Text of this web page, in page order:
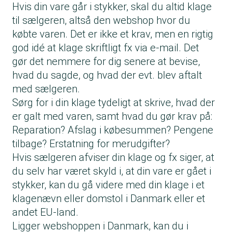
Hvis din vare går i stykker, skal du altid klage
til sælgeren, altså den webshop hvor du
købte varen. Det er ikke et krav, men en rigtig
god idé at klage skriftligt fx via e-mail. Det
gør det nemmere for dig senere at bevise,
hvad du sagde, og hvad der evt. blev aftalt
med sælgeren.
Sørg for i din klage tydeligt at skrive, hvad der
er galt med varen, samt hvad du gør krav på:
Reparation? Afslag i købesummen? Pengene
tilbage? Erstatning for merudgifter?
Hvis sælgeren afviser din klage og fx siger, at
du selv har været skyld i, at din vare er gået i
stykker, kan du gå videre med din klage i et
klagenævn eller domstol i Danmark eller et
andet EU-land.
Ligger webshoppen i Danmark, kan du i